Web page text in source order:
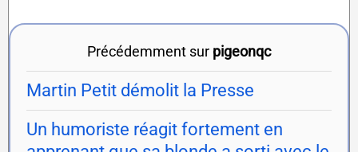
Précédemment sur pigeonqc
Martin Petit démolit la Presse
Un humoriste réagit fortement en